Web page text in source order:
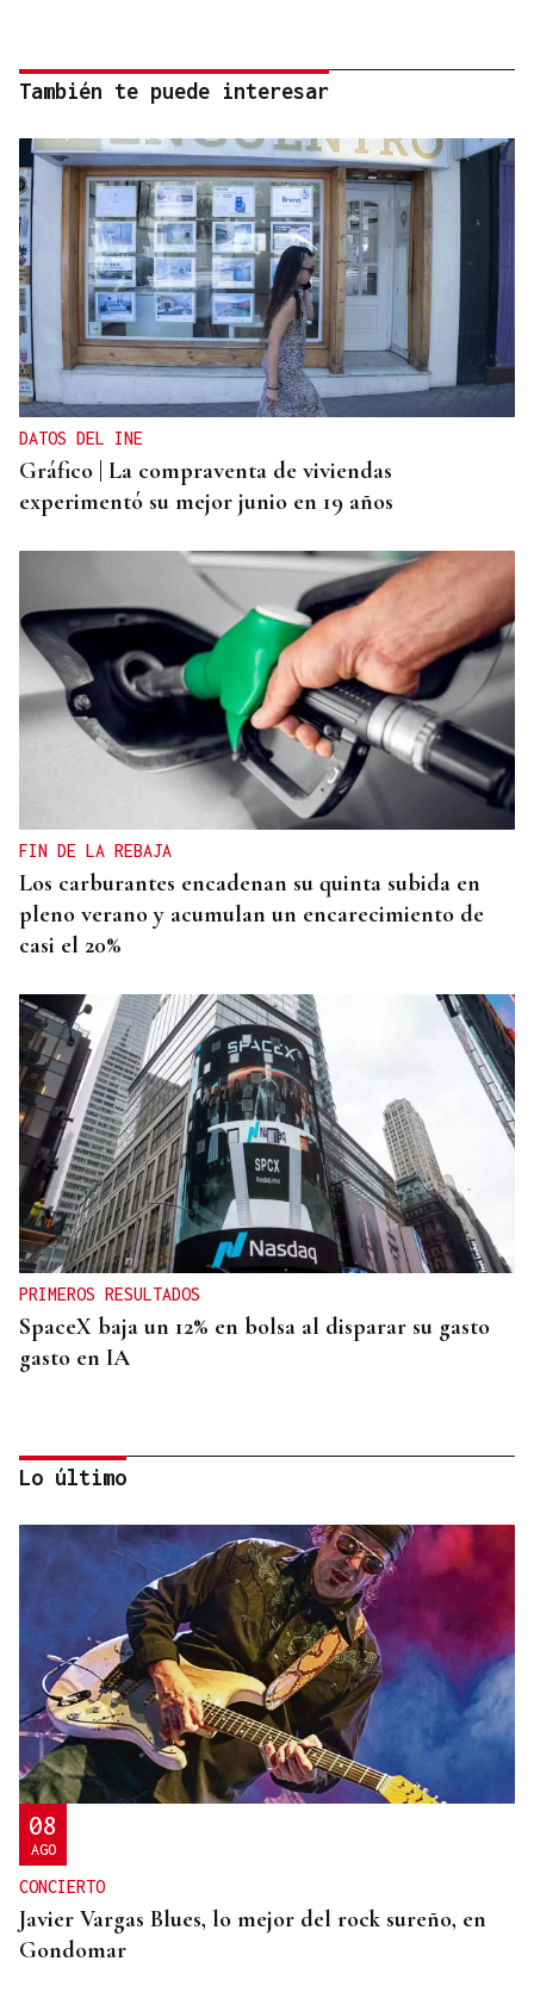
También te puede interesar
DATOS DEL INE
Gráfico | La compraventa de viviendas
experimentó su mejor junio en 19 años
FIN DE LA REBAJA
Los carburantes encadenan su quinta subida en
pleno verano y acumulan un encarecimiento de
casi el 20%
PRIMEROS RESULTADOS
SpaceX baja un 12% en bolsa al disparar su gasto
gasto en IA
INVESTIGACIÓN
Una nueva tecnología utiliza la IA para optimizar
cultivos
Lo último
08
AGO
CONCIERTO
Javier Vargas Blues, lo mejor del rock sureño, en
Gondomar